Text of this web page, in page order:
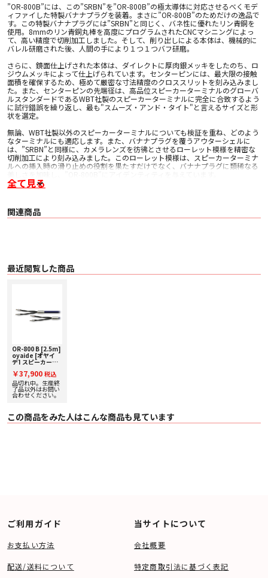
”OR-800B”には、この”SRBN”を”OR-800B”の極太導体に対応させるべくモデ
ィファイした特製バナナプラグを装着。まさに”OR-800B”のためだけの逸品で
す。この特製バナナプラグには”SRBN”と同じく、バネ性に優れたリン青銅を
使用。8mmのリン青銅丸棒を高度にプログラムされたCNCマシニングによっ
て、高い精度で切削加工しました。そして、削り出しによる本体は、機械的に
バレル研磨された後、人間の手により１つ１つバフ研磨。
さらに、鏡面仕上げされた本体は、ダイレクトに厚肉銀メッキをしたのち、ロ
ジウムメッキによって仕上げられています。センターピンには、最大限の接触
面積を確保するため、極めて厳密な寸法精度のクロススリットを刻み込みまし
た。また、センターピンの先端径は、高品位スピーカーターミナルのグローバ
ルスタンダードであるWBT社製のスピーカーターミナルに完全に合致するよう
に試行錯誤を繰り返し、最も"スムーズ・アンド・タイト"と言えるサイズと形
状を選定。
無論、WBT社製以外のスピーカーターミナルについても検証を重ね、どのよう
なターミナルにも適応します。また、バナナプラグを覆うアウターシェルに
は、”SRBN”と同様に、カメラレンズを彷彿とさせるローレット模様を精密な
切削加工により刻み込みました。このローレット模様は、スピーカーターミナ
ルへの挿入時の滑り止めの役割を果たすだけでなく、バナナプラグに類稀なる
このようなオヤイデならではの妥協を排した設計思想によって、”OR-800B”の
度なバネ性を持って密着。これにより、極めて良好な面接触を実現していま
す。さらに、スピーカーターミナルへのスムーズな挿入感と、そして長期にわ
の極細撚り線を１芯あたり399本撚り合せました。そして、4芯分束ねてスター
カッド構造とし、余裕の導体断面積を確保。また、極細撚り線は、1本1本にそ
による高周波特性を大幅に改善する効果があり、”OR-800B”のワイドレンジで
ピュアな信号伝送を担う、重要なキーポイントです。
いた高音質Pbフリーはんだを使用し、強固かつ高耐久力をもって接合されてい
ます。この高音質Pbフリーはんだは、銀2.95％、銅0.5％（非塩素系フラック
ス含有）の組成を有しており、アメリカ・フェデラル規格のRMA認証も取得し
ている高信頼性のはんだです。また、このPbフリーはんだは鉛特有の曇りがな
く、かつ極めてバランスに優れた音質傾向を示しており、はんだによる再生音
の濁りを極限まで排除することに成功しています。
ケーブルを覆う外装は誘電率を低く抑えるため、ポリオレフィンを採用しまし
た。これにより、従来のビニールに比べて、マテリアル自体の誘電率を1/3以
導で発生する起電力を芯線同士でキャンセレーションさせることによるもの
で、オーソドックスながら、確実なノイズ低減効果が得られる構造です。この
に、一般的なノイズシールド（銅編祖、アルミ箔）を用いた際に生ずる静電容
量の上昇がないという利点もあります。
■ 仕様
全て見る
関連商品
最近閲覧した商品
OR-800 B [2.5m]
oyaide [オヤイ
デ] スピーカーケ
ア]
￥37,900 税込
品切れ中。生産終
了品以外はお問い
合わせください。
この商品をみた人はこんな商品も見ています
ご利用ガイド
お支払い方法
配送/送料について
当サイトについて
会社概要
特定商取引法に基づく表記